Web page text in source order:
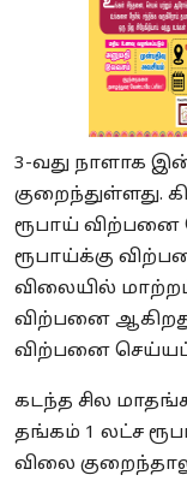
3-வது நாளாக
குறைந்துள்ளது.
ரூபாய் விற்பனை
ரூபாய்க்கு
விலையில்
விற்பனை
விற்பனை
கடந்த சில
தங்கம் 1 லட்ச
விலை